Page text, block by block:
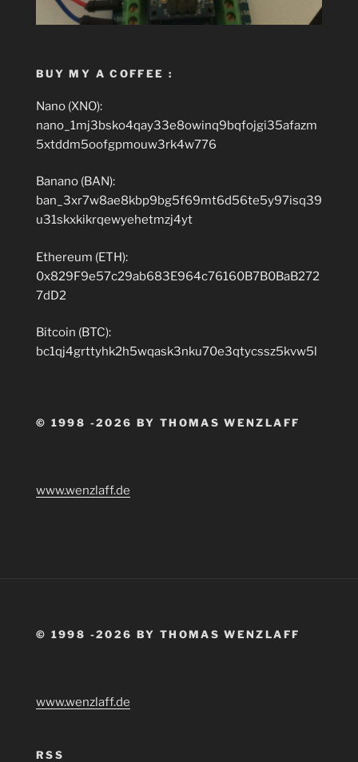
BUY MY A COFFEE :
Nano (XNO):
nano_1mj3bsko4qay33e8owinq9bqfojgi35afazm
5xtddm5oofgpmouw3rk4w776
Banano (BAN):
ban_3xr7w8ae8kbp9bg5f69mt6d56te5y97isq39
u31skxkikrqewyehetmzj4yt
Ethereum (ETH):
0x829F9e57c29ab683E964c76160B7B0BaB272
7dD2
Bitcoin (BTC):
bc1qj4grttyhk2h5wqask3nku70e3qtycssz5kvw5l
© 1998 -2026 BY THOMAS WENZLAFF
www.wenzlaff.de
© 1998 -2026 BY THOMAS WENZLAFF
www.wenzlaff.de
RSS